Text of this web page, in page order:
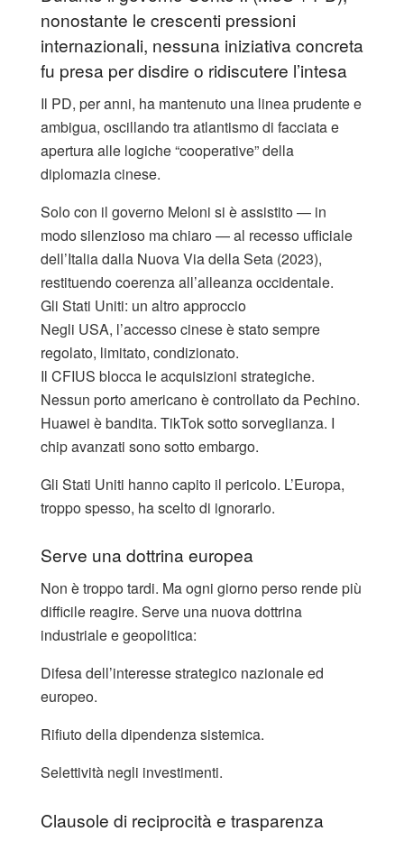
nonostante le crescenti pressioni
internazionali, nessuna iniziativa concreta
fu presa per disdire o ridiscutere l’intesa
Il PD, per anni, ha mantenuto una linea prudente e
ambigua, oscillando tra atlantismo di facciata e
apertura alle logiche “cooperative” della
diplomazia cinese.
Solo con il governo Meloni si è assistito — in
modo silenzioso ma chiaro — al recesso ufficiale
dell’Italia dalla Nuova Via della Seta (2023),
restituendo coerenza all’alleanza occidentale.
Gli Stati Uniti: un altro approccio
Negli USA, l’accesso cinese è stato sempre
regolato, limitato, condizionato.
Il CFIUS blocca le acquisizioni strategiche.
Nessun porto americano è controllato da Pechino.
Huawei è bandita. TikTok sotto sorveglianza. I
chip avanzati sono sotto embargo.
Gli Stati Uniti hanno capito il pericolo. L’Europa,
troppo spesso, ha scelto di ignorarlo.
Serve una dottrina europea
Non è troppo tardi. Ma ogni giorno perso rende più
difficile reagire. Serve una nuova dottrina
industriale e geopolitica:
Difesa dell’interesse strategico nazionale ed
europeo.
Rifiuto della dipendenza sistemica.
Selettività negli investimenti.
Clausole di reciprocità e trasparenza